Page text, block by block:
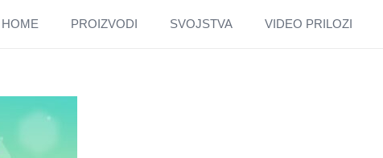
HOME PROIZVODI SVOJSTVA VIDEO PRILOZI